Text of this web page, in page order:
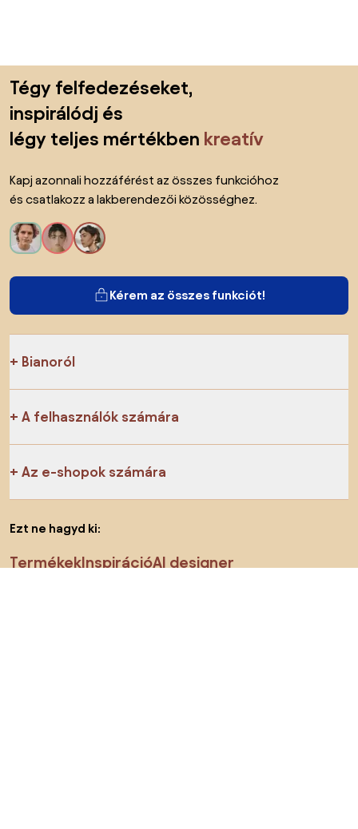
Tégy felfedezéseket,
inspirálódj és
légy teljes mértékben kreatív
Kapj azonnali hozzáférést az összes funkcióhoz
és csatlakozz a lakberendezői közösséghez.
Kérem az összes funkciót!
Bianoról
A felhasználók számára
Az e-shopok számára
Ezt ne hagyd ki:
TermékekInspirációAI designer